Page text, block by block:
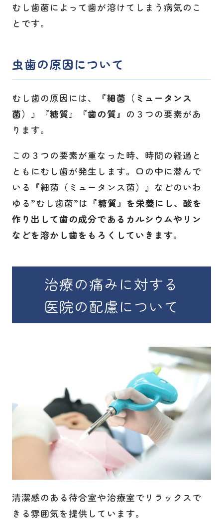
むし歯菌によって歯が溶けてしまう病気のこ
とです。
虫歯の原因について
むし歯の原因には、
『細菌（ミュータンス
菌）』『糖質』『歯の質』 の３つの要素があ
ります。
この３つの要素が重なった時、時間の経過と
ともにむし歯が発生します。口の中に潜んで
いる『細菌（ミュータンス菌）』などのいわ
ゆる”むし歯菌”は 『糖質』を栄養にし、酸を
作り出して歯の成分であるカルシウムやリン
などを溶かし歯をもろくしていきます。
治療の痛みに対する
医院の配慮について
清潔感のある待合室や治療室でリラックスで
きる雰囲気を提供しています。